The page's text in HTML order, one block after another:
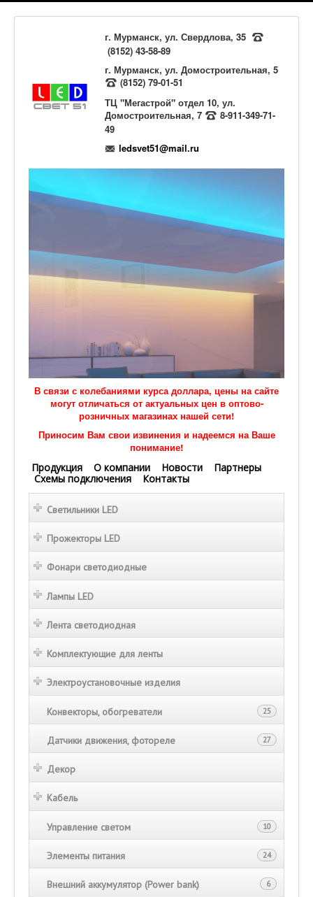
г. Мурманск, ул. Свердлова, 35
(8152) 43-58-89
г. Мурманск, ул. Домостроительная, 5
(8152) 79-01-51
ТЦ "Мегастрой" отдел 10, ул.
Домостроительная, 7
8-911-349-71-
49
ledsvet51@mail.ru
В связи с колебаниями курса доллара, цены на сайте
могут отличаться от актуальных цен в оптово-
розничных магазинах нашей сети!
Приносим Вам свои извинения и надеемся на Ваше
понимание!
Продукция
О компании Новости
Партнеры
Схемы подключения
Контакты
Светильники LED
Прожекторы LED
Фонари светодиодные
Лампы LED
Лента светодиодная
Комплектующие для ленты
Электроустановочные изделия
25
Конвекторы, обогреватели
27
Датчики движения, фотореле
Декор
Кабель
10
Управление светом
24
Элементы питания
6
Внешний аккумулятор (Power bank)